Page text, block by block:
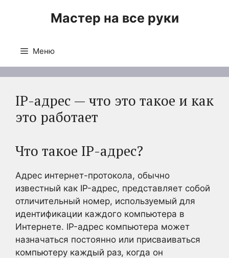
Мастер на все руки
Меню
IP-адрес — что это такое и как
это работает
Что такое IP-адрес?
Адрес интернет-протокола, обычно
известный как IP-адрес, представляет собой
отличительный номер, используемый для
идентификации каждого компьютера в
Интернете. IP-адрес компьютера может
назначаться постоянно или присваиваться
компьютеру каждый раз, когда он